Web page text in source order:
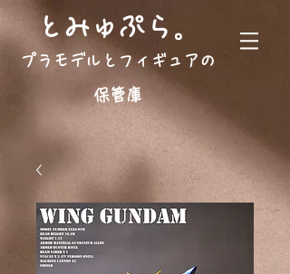
とみゅぷら 。
プラモデルとフィギュアの
保管庫